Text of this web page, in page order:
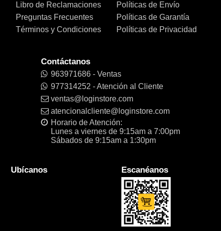
Libro de Reclamaciones
Preguntas Frecuentes
Términos y Condiciones
Políticas de Envío
Políticas de Garantía
Políticas de Privacidad
Contáctanos
963971686 - Ventas
977314252 - Atención al Cliente
ventas@loginstore.com
atencionalcliente@loginstore.com
Horario de Atención:
Lunes a viernes de 9:15am a 7:00pm
Sábados de 9:15am a 1:30pm
Ubícanos Escanéanos